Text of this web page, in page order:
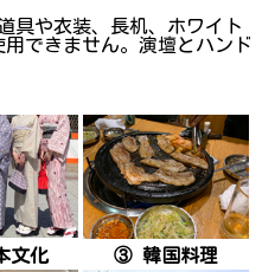
具や衣装、長机、ホワイト
できません。演壇とハンド
文化 ③ 韓国料理